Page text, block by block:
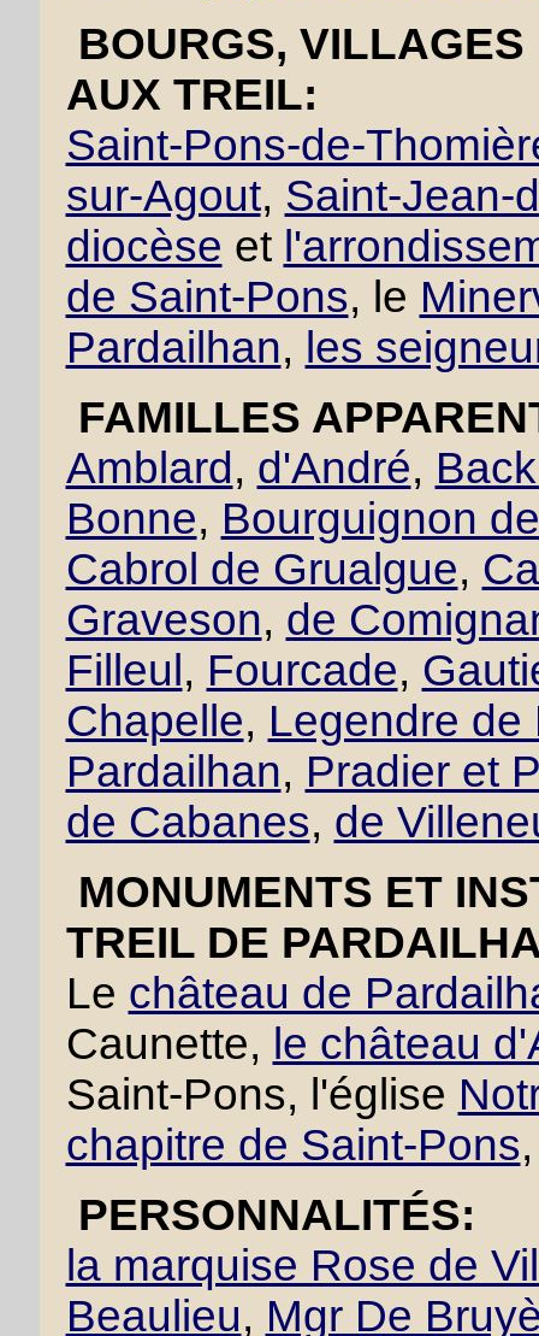
BOURGS,
AUX TREIL:
Saint-Pons-de-
sur-Agout, Saint-Jean-
diocèse et
de Saint-Pons, le
Pardailhan, les
FAMILLES
Amblard , d'André,
Bonne, Bourguignon
Cabrol de Grualgue,
Graveson, de
Filleul , Fourcade,
Chapelle, Legendre de
Pardailhan, Pradier et
de Cabanes, de
MONUMENTS ET
TREIL DE
Le château de
Caunette, le château
Saint-Pons, l'église
chapitre de Saint-Pons
PERSONNALITÉS:
la marquise Rose de
Beaulieu, Mgr De